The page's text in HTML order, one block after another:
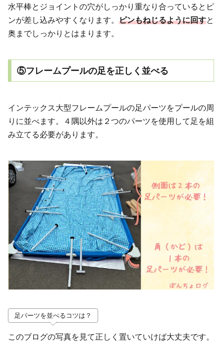
水平棒とジョイントの穴がしっかり重なり合っているとピ
ンが差し込みやすくなります。 ピンもねじるように回すと
奥までしっかりとはまります。
⑤フレームプールの足を正しく並べる
インテックス大型フレームプールの足パーツをプールの周
りに並べます。４隅以外は２つのパーツを使用して足を組
み立てる必要があります。
足パーツを並べるコツは？
このブログの写真を見て正しく置いていけば大丈夫です。